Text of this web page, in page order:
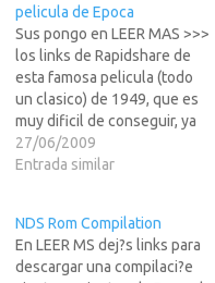
pelicula de Epoca
Sus pongo en LEER MAS >>>
los links de Rapidshare de
esta famosa pelicula (todo
un clasico) de 1949, que es
muy dificil de conseguir, ya
que esta muy poco
compartida en el BT y la
de Havilland entre otros.Que
sus aproveche, a l@s…
27/06/2009
Entrada similar
NDS Rom Compilation
En LEER MS dej?s links para
descargar una compilaci?e